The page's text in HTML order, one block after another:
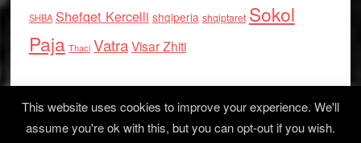
SHBA Shefqet Kercelli shqiperia shqiptaret Sokol
Paja Thaci VatraVisar Zhiti
This website uses cookies to improve your experience. We'll
assume you're ok with this, but you can opt-out if you wish.